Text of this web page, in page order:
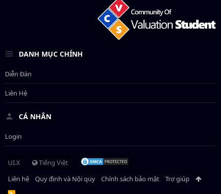
DANH MỤC CHÍNH
Diễn Đàn
Liên Hệ
CÁ NHÂN
Login
UI.X
Tiếng Việt
Liên hệ
Quy định và Nội quy Chính sách bảo mật Trợ giúp